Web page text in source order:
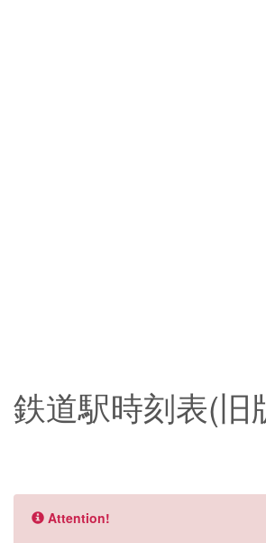
鉄道駅時刻表(旧
Attention!